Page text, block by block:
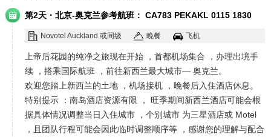
第2天 · 北京-奥克兰参考航班： CA783 PEKAKL 0115 1830
Novotel Auckland 或同级 晚餐 飞机
上帝后花园的纯净之旅现在开始 ，首都机场集合 ，办理出境手
续 ，搭乘国际航班 ，前往新西兰最大城市— 奥克兰。
欢迎您踏上新西兰的土地 ，机场接机 ，晚餐后入住酒店休息。
特别提示 ：南岛酒店资源有限 ， 旺季期间新西兰酒店可能会根
据具体情况调整当日入住城市 ，个别城市 为三星酒店或 Motel
，且团队行程可能会因此临时调整顺序等 ，感谢您的理解与配合